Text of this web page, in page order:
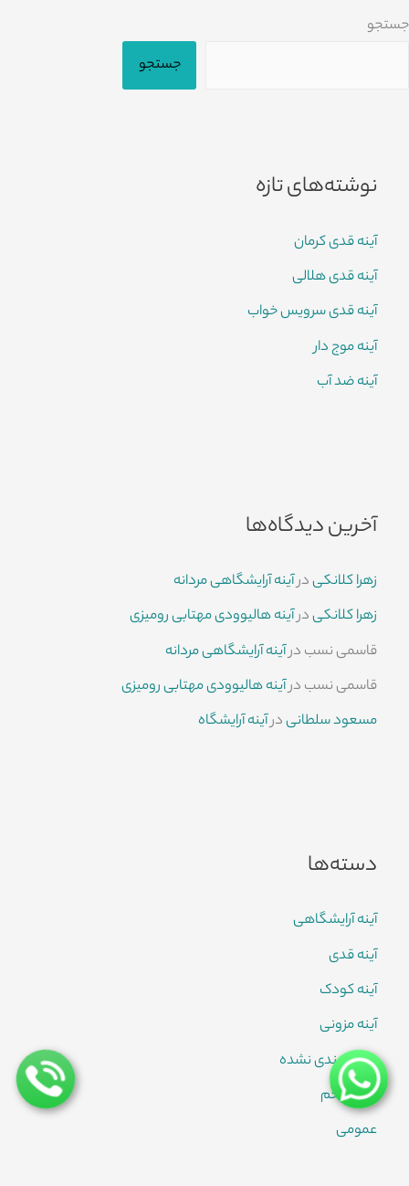
جستجو
جستجو
نوشته‌های تازه
آینه قدی کرمان
آینه قدی هلالی
آینه قدی سرویس خواب
آینه موج دار
آینه ضد آب
آخرین دیدگاه‌ها
زهرا کلانکیدرآینه آرایشگاهی مردانه
زهرا کلانکیدرآینه هالیوودی مهتابی رومیزی
قاسمی نسبدرآینه آرایشگاهی مردانه
قاسمی نسبدرآینه هالیوودی مهتابی رومیزی
مسعود سلطانیدرآینه آرایشگاه
دسته‌ها
آینه آرایشگاهی
آینه قدی
آینه کودک
آینه مزونی
دسته بندی نشده
شیشه خم
عمومی